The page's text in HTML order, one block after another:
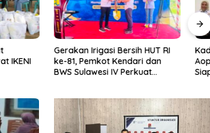
Bersih HUT RI
dan
Perkuat
Kadin Sultra Gandeng IAI Rawa
Aopa, Fokus Siapkan Lulusan
Siap Kerja dan Wirausaha